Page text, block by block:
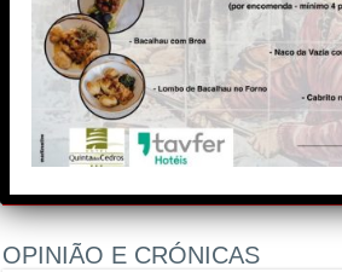
Meteorologia
Publicidade
OPINIÃO E CRÓNICAS